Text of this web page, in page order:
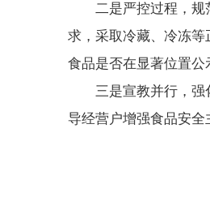
二是严控过程，
求，采取冷藏、冷冻
食品是否在显著位置
三是宣教并行，强
导经营户增强食品安